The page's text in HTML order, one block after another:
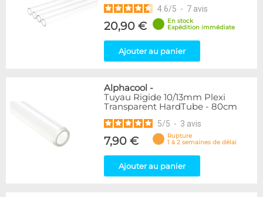
4.6/5 - 7 avis
20,90 €
En stock
Expédition immédiate
Ajouter au panier
Alphacool -
Tuyau Rigide 10/13mm Plexi
Transparent HardTube - 80cm
5/5 - 3 avis
7,90 €
Rupture
1 à 2 semaines de délai
Ajouter au panier